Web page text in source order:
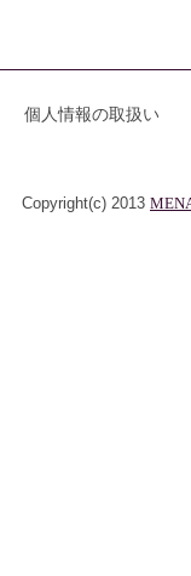
個人情報の取扱い
Copyright(c) 2013